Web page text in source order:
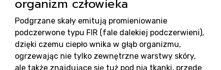
organizm człowieka
Podgrzane skały emitują promieniowanie
podczerwone typu FIR (fale dalekiej podczerwieni),
dzięki czemu ciepło wnika w głąb organizmu,
ogrzewając nie tylko zewnętrzne warstwy skóry,
ale także znajdujące się tuż pod nią tkanki, przede